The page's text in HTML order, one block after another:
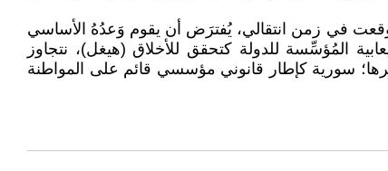
الأول (ديسمبر) 2024، بالتعامل معها ككوارث وطنية وقعت في زمن انتقالي، يُفترَض أن يقوم وَعدُهُ الأساسي
المُؤسِّسة للدولة كتحقق للأخلاق (هيغل)، نتجاوز
سورية كإطار قانوني مؤسسي قائم على المواطنة